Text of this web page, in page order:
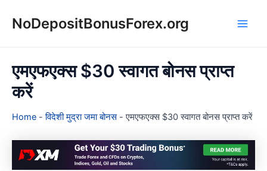
NoDepositBonusForex.org
एमएफएक्स $30 स्वागत बोनस प्राप्त
करें
Home -विदेशी मुद्रा जमा बोनस-एमएफएक्स $30 स्वागत बोनस प्राप्त करें